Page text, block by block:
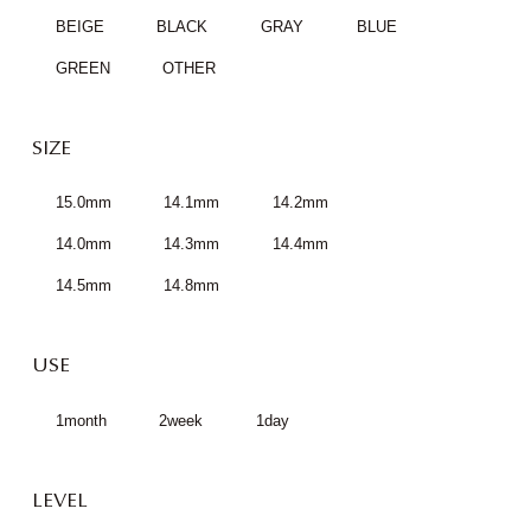
BEIGE BLACK GRAY BLUE
GREEN OTHER
SIZE
15.0mm 14.1mm 14.2mm
14.0mm 14.3mm 14.4mm
14.5mm 14.8mm
USE
1month 2week 1day
LEVEL